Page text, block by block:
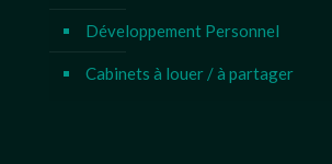
Développement Personnel
Cabinets à louer / à partager